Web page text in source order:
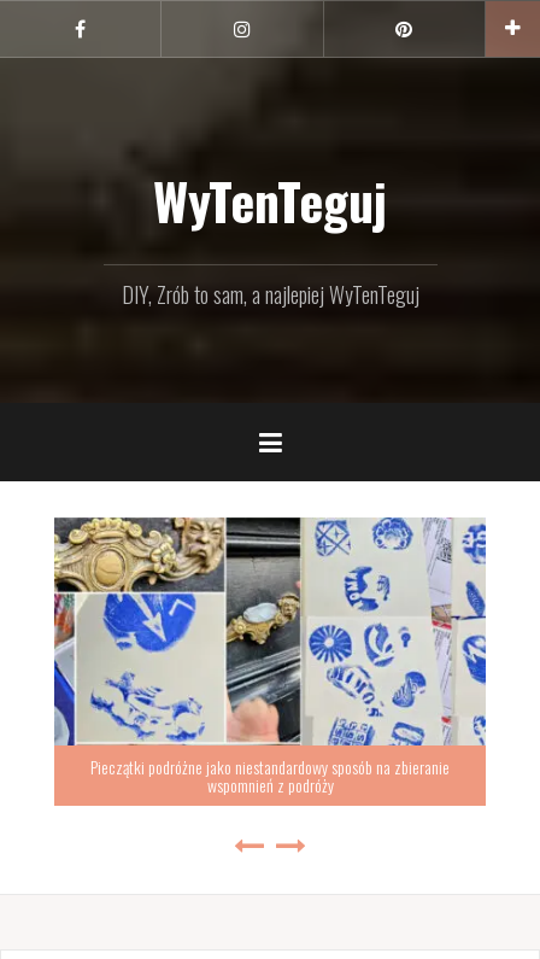
treści
Facebook
WyTenTeguj
DIY, Zrób to sam, a najlepiej WyTenTeguj
Pieczątki podróżne jako niestandardowy sposób na zbieranie
wspomnień z podróży